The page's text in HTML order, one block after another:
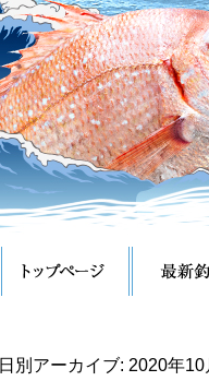
日別アーカイブ: 2020年10